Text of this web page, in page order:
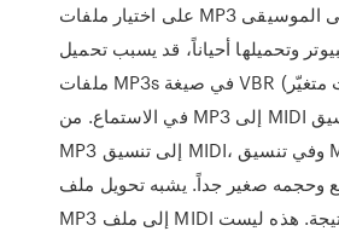
على اختيار ملفات MP3 لتحميلها للعثور على الموسيقى
وتحميلها أحياناً، قد يسبب تحميل
ملفات MP3s في صيغة VBR (معدل بِت متغيّر) مشاكل
في الاستماع. من MP3 إلى MIDI تحول الأداة من تنسيق
MP3 إلى تنسيق MIDI، وفي تنسيق MIDI يتم تخزين
وحجمه صغير جداً. يشبه تحويل ملف
MP3 إلى ملف MIDI تحويل أغنية إلى نتيجة. هذه ليست